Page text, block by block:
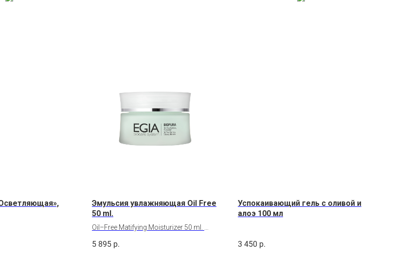
Эмульсия увлажняющая Oil Free
50 ml.
Oil–Free Matifying Moisturizer 50 ml.
5 895 р.
Успокаивающий гель с оливой и
алоэ 100 мл
3 450 р.